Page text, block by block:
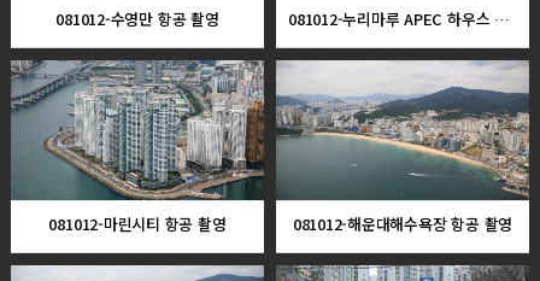
081012-수영만 항공 촬영 081012-누리마루 APEC 하우스 항공 촬영
081012-마린시티 항공 촬영 081012-해운대해수욕장 항공 촬영